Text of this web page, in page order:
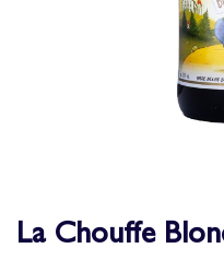
La Chouffe